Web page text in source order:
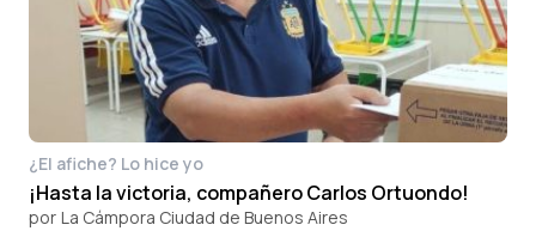
¿El afiche? Lo hice yo
¡Hasta la victoria, compañero Carlos Ortuondo!
por La Cámpora Ciudad de Buenos Aires